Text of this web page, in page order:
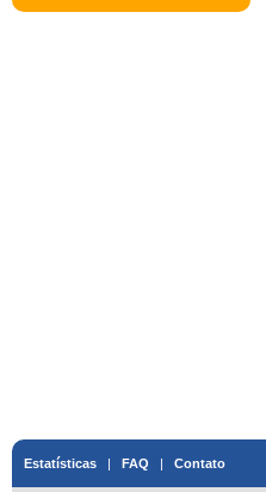
Estatísticas | FAQ | Contato